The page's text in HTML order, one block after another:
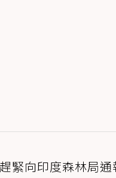
緊向印度森林局